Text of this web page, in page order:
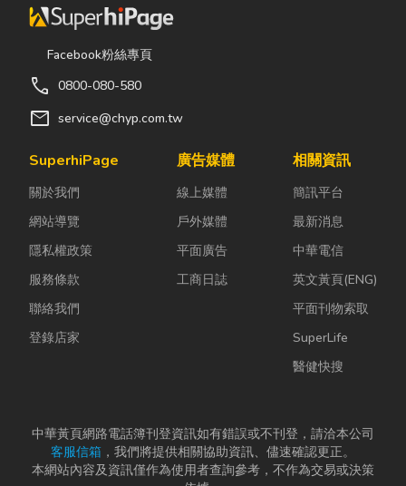
企業一直能在眼鏡業中
樹立良好商譽及形象。
小林眼鏡除了擁有精密
準確的驗光配鏡技術
外，而且能為顧客挑選
適合的眼鏡商品，使消
看的清楚。 小林眼鏡
更以「日新求新」努力
眾創造流行風潮，歷年
來成功的主題商品更帶
給眼鏡族配戴眼鏡全新
出的扣立變眼鏡、星座
眼鏡、彩色系列眼鏡、
鏡、鈦前衛眼鏡、鈦瘋
狂眼鏡、及風糜全球的
「哈利波特」眼鏡等，
Facebook粉絲專頁
call 0800-080-580
mail service@chyp.com.tw
SuperhiPage
關於我們
網站導覽
隱私權政策
服務條款
聯絡我們
登錄店家
廣告媒體
線上媒體
戶外媒體
平面廣告
工商日誌
相關資訊
簡訊平台
最新消息
中華電信
英文黃頁(ENG)
平面刊物索取
SuperLife
醫健快搜
中華黃頁網路電話簿刊登資訊如有錯誤或不刊登，請洽本公司
客服信箱 ，我們將提供相關協助資訊、儘速確認更正。
本網站內容及資訊僅作為使用者查詢參考，不作為交易或決策